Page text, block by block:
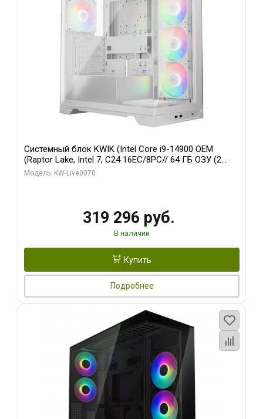
Системный блок KWIK (Intel Core i9-14900 OEM
(Raptor Lake, Intel 7, C24 16EC/8PC// 64 ГБ ОЗУ (2
модуля)/ Gigabyte RTX5080 XTREME WATERFORCE
Модель: KW-Live0070
319 296 руб.
В наличии
Купить
Подробнее